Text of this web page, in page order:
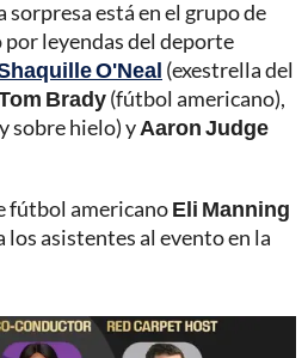
sorpresa está en el grupo de
leyendas del deporte
O'Neal (exestrella del
Brady(fútbol americano),
sobre hielo) yAaron Judge
fútbol americanoEli Manning
los asistentes al evento en la